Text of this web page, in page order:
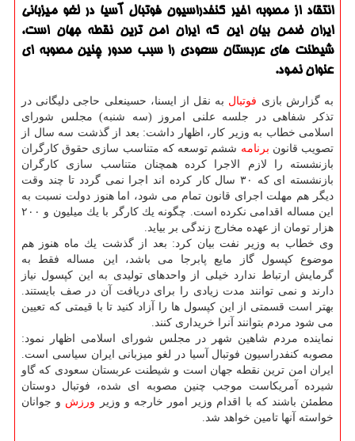
انتقاد از مصوبه اخیر كنفدراسیون فوتبال آسیا در لغو میزبانی
ایران ضمن بیان این كه ایران امن ترین نقطه جهان است،
شیطنت های عربستان سعودی را سبب صدور چنین مصوبه ای
عنوان نمود.
به گزارش بازی فوتبال به نقل از ایسنا، حسینعلی حاجی دلیگانی در
تذكر شفاهی در جلسه علنی امروز (سه شنبه) مجلس شورای
اسلامی خطاب به وزیر كار، اظهار داشت: بعد از گذشت سه سال از
تصویب قانون برنامه ششم توسعه كه متناسب سازی حقوق كارگران
بازنشسته را لازم الاجرا كرده همچنان متناسب سازی كارگران
بازنشسته ای كه ۳۰ سال كار كرده اند اجرا نمی گردد تا چند وقت
دیگر هم مهلت اجرای قانون تمام می شود، اما هنوز دولت نسبت به
این مساله اقدامی نكرده است. چگونه یك كارگر با یك میلیون و ۲۰۰
هزار تومان از عهده مخارج زندگی بر بیاید.
وی خطاب به وزیر نفت بیان كرد: بعد از گذشت یك ماه هنوز هم
موضوع كپسول گاز مایع پابرجا می باشد، این مساله فقط به
گرمایش ارتباط ندارد خیلی از واحدهای تولیدی به این كپسول نیاز
دارند و نمی توانند مدت زیادی را برای دریافت آن در صف بایستند.
بهتر است قسمتی از این كپسول ها را آزاد كنید تا با قیمتی كه تعیین
می شود مردم بتوانند آنرا خریداری كنند.
نماینده مردم شاهین شهر در مجلس شورای اسلامی اظهار نمود:
مصوبه كنفدراسیون فوتبال آسیا در لغو میزبانی ایران سیاسی است.
ایران امن ترین نقطه جهان است و شیطنت عربستان سعودی كه گاو
شیرده آمریكاست موجب چنین مصوبه ای شده، فوتبال دوستان
مطمئن باشند كه با اقدام وزیر امور خارجه و وزیر ورزش و جوانان
خواسته آنها تامین خواهد شد.